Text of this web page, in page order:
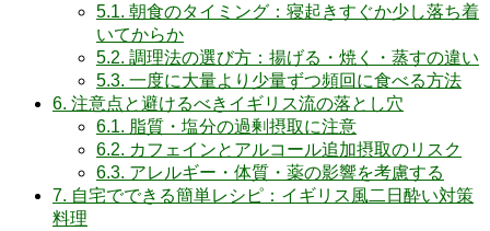
5.1. 朝食のタイミング：寝起きすぐか少し落ち着
いてからか
5.2. 調理法の選び方：揚げる・焼く・蒸すの違い
5.3. 一度に大量より少量ずつ頻回に食べる方法
6. 注意点と避けるべきイギリス流の落とし穴
6.1. 脂質・塩分の過剰摂取に注意
6.2. カフェインとアルコール追加摂取のリスク
6.3. アレルギー・体質・薬の影響を考慮する
7. 自宅でできる簡単レシピ：イギリス風二日酔い対策
料理